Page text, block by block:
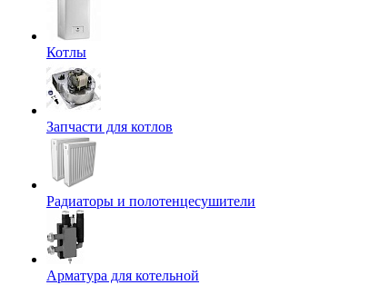
Котлы
Запчасти для котлов
Радиаторы и полотенцесушители
Арматура для котельной